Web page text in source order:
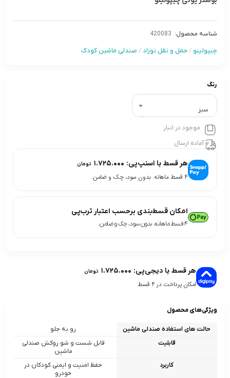
شناسه محصول: 420083
چیپولینو /حمل و نقل نوزاد / صندلی ماشین کودک
رنگ
سبز
موجود در انبار
آماده ارسال
هر قسط با اسنپ‌پی: ۱.۷۲۵.۰۰۰ تومان
۴ قسط ماهانه. بدون سود، چک و ضامن.
امکان قسط‌بندی برحسب اعتبار ترب‌پی
۴ قسط ماهانه. بدون سود، چک و ضامن.
هر قسط با دیجی‌پی: ۱.۷۲۵.۰۰۰ تومان
امکان پرداخت در 4 قسط
ویژگی‌های محصول
حالت های استفاده صندلی ماشین
رو به جلو
قابلیت
قابل شست‌ و شو روکش صندلی
ماشین
کاربرد
حفظ امنیت و ایمنی کودکان در
خودرو